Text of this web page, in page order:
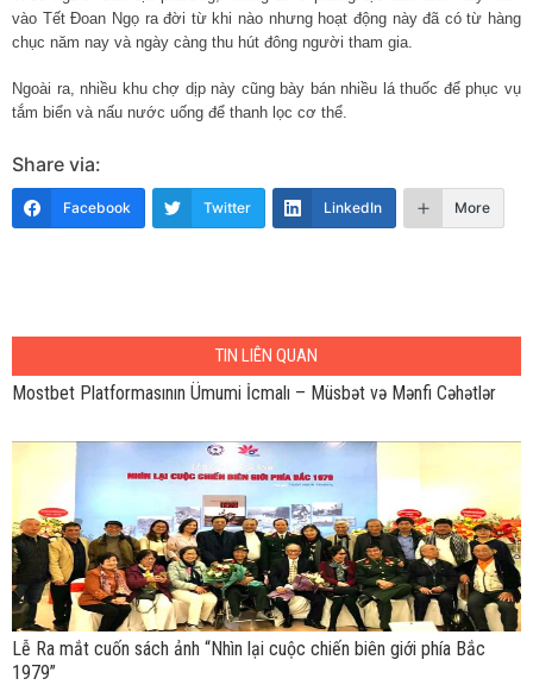
vào Tết Đoan Ngọ ra đời từ khi nào nhưng hoạt động này đã có từ hàng
chục năm nay và ngày càng thu hút đông người tham gia.
Ngoài ra, nhiều khu chợ dịp này cũng bày bán nhiều lá thuốc để phục vụ
tắm biển và nấu nước uống để thanh lọc cơ thể.
Share via:
Facebook Twitter LinkedIn More
TIN LIÊN QUAN
Mostbet Platformasının Ümumi İcmalı – Müsbət və Mənfi Cəhətlər
Lễ Ra mắt cuốn sách ảnh “Nhìn lại cuộc chiến biên giới phía Bắc
1979”